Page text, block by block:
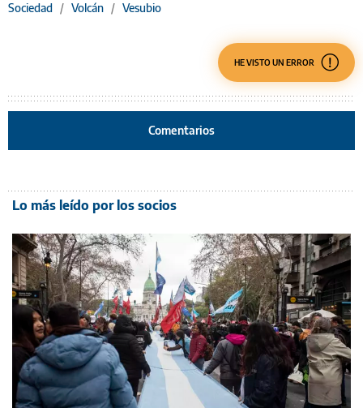
Sociedad / Volcán / Vesubio
HE VISTO UN ERROR
Comentarios
Lo más leído por los socios